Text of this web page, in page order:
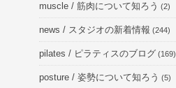
muscle / 筋肉について知ろう (2)
news / スタジオの新着情報 (244)
pilates / ピラティスのブログ (169)
posture / 姿勢について知ろう (5)